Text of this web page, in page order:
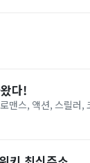
다!
맨스, 액션, 스릴러,